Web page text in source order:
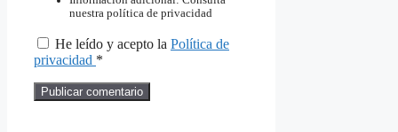
nuestra política de privacidad
He leído y acepto la Política de
privacidad *